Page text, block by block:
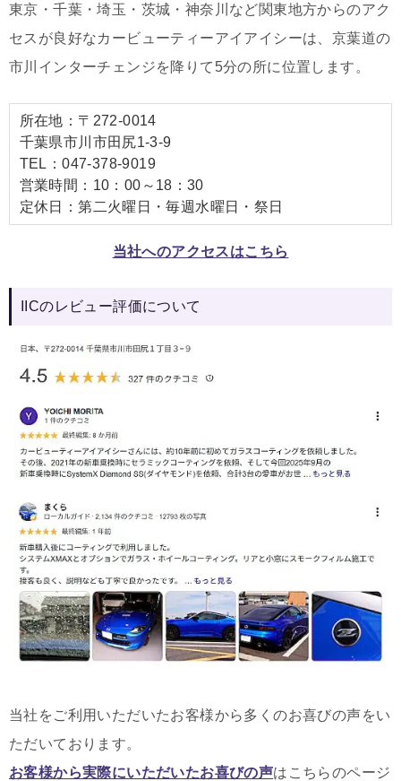
東京・千葉・埼玉・茨城・神奈川など関東地方からのアク
セスが良好なカービューティーアイアイシーは、京葉道の
市川インターチェンジを降りて5分の所に位置します。
所在地：〒272-0014
千葉県市川市田尻1-3-9
TEL：047-378-9019
営業時間：10：00～18：30
定休日：第二火曜日・毎週水曜日・祭日
当社へのアクセスはこちら
IICのレビュー評価について
当社をご利用いただいたお客様から多くのお喜びの声をい
ただいております。
お客様から実際にいただいたお喜びの声はこちらのページ